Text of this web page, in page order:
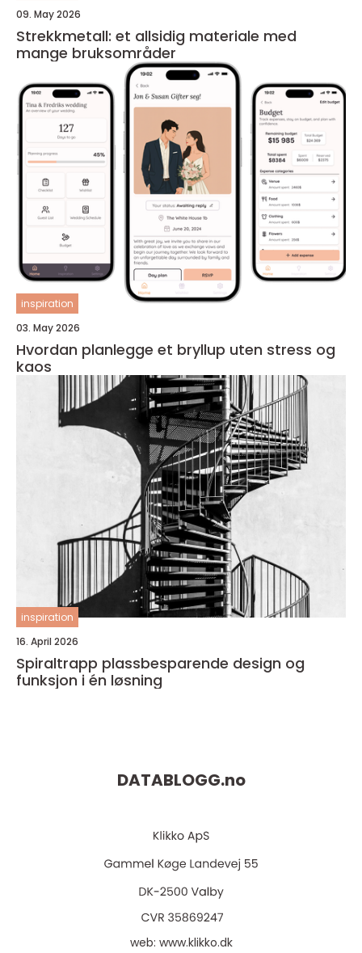
09. May 2026
Strekkmetall: et allsidig materiale med
mange bruksområder
inspiration
03. May 2026
Hvordan planlegge et bryllup uten stress og
kaos
inspiration
16. April 2026
Spiraltrapp plassbesparende design og
funksjon i én løsning
DATABLOGG.no
web: www.klikko.dk